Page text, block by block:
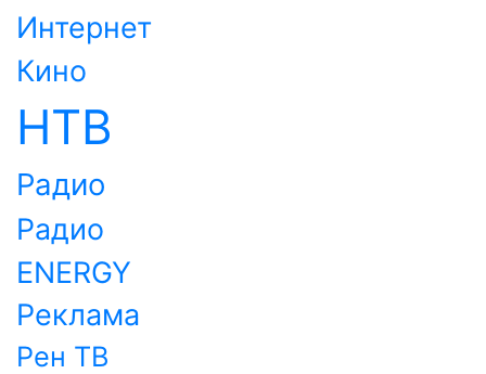
Интернет
Кино
НТВ
Радио
Радио
ENERGY
Реклама
Рен ТВ